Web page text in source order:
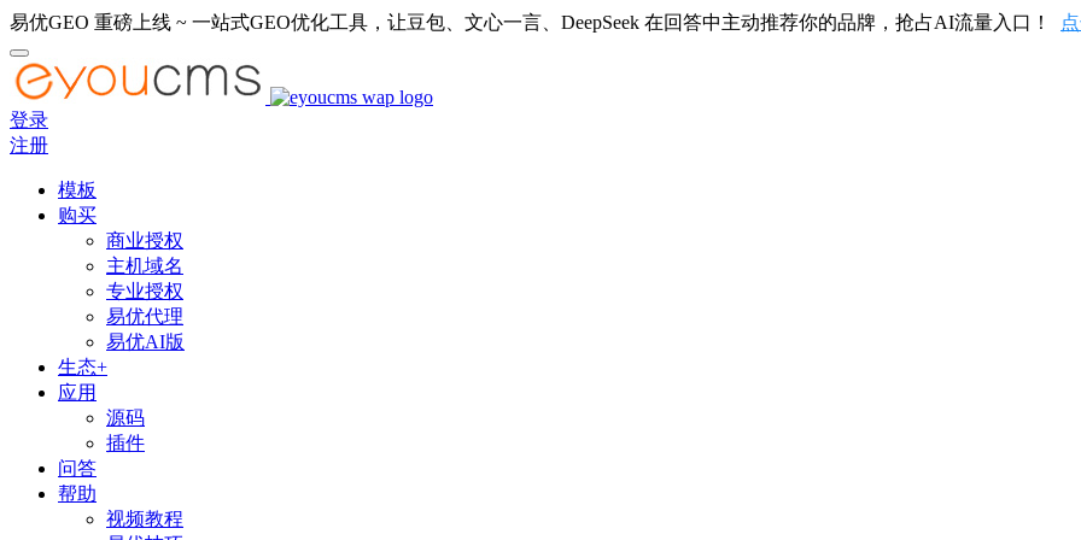
易优GEO 重磅上线 ~ 一站式GEO优化工具，让豆包、文心一言、DeepSeek 在回答中主动推荐你的品牌，抢占AI流量入口！
登录
注册
模板
购买
商业授权
主机域名
专业授权
易优代理
易优AI版
生态+
应用
源码
插件
问答
帮助
视频教程